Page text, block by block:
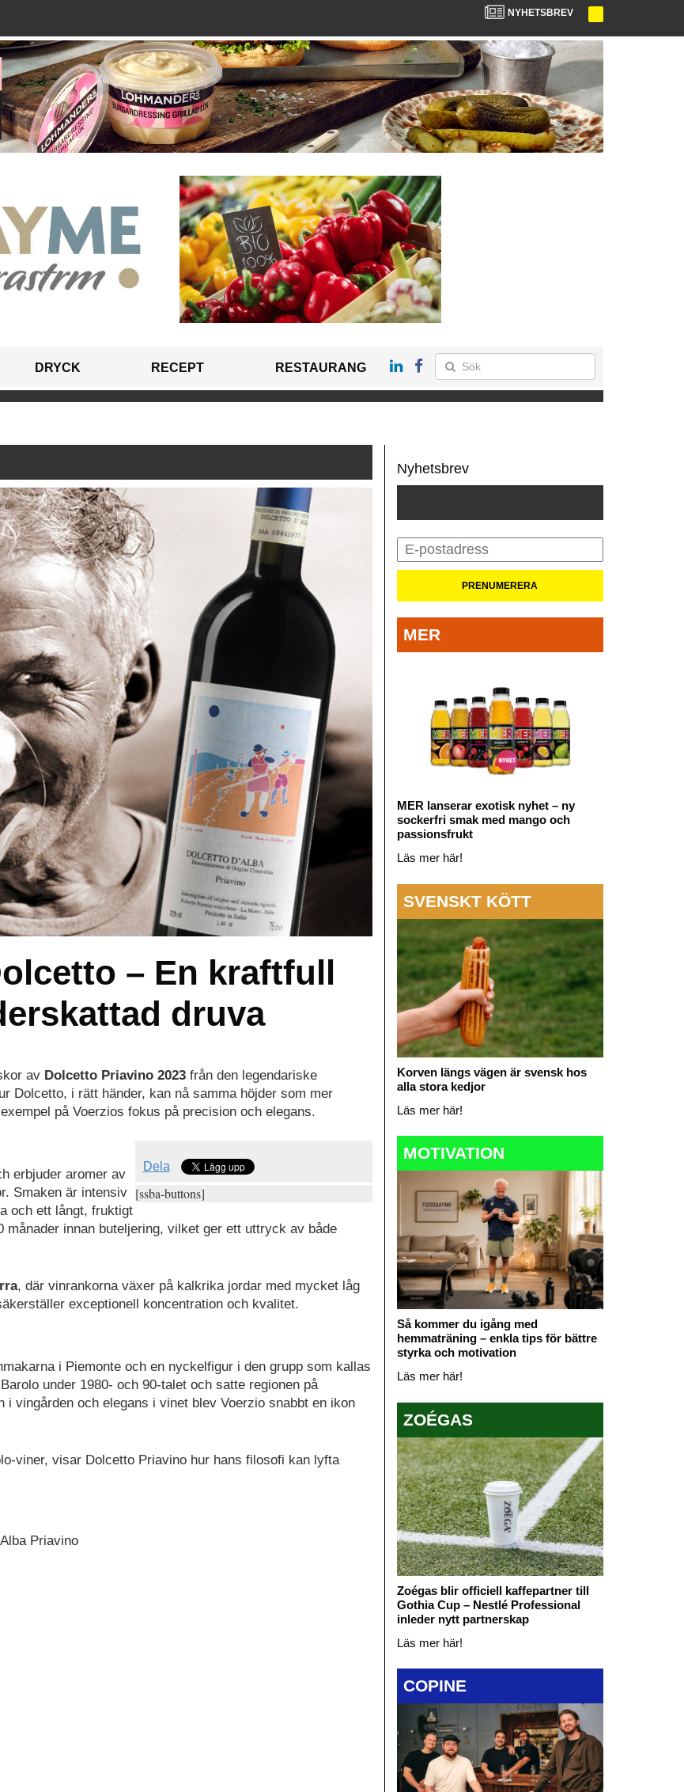
NYHETSBREV
DRYCK RECEPT RESTAURANG
– En kraftfull
druva
av Dolcetto Priavino 2023 från den legendariske
Dolcetto, i rätt händer, kan nå samma höjder som mer
på Voerzios fokus på precision och elegans.
Dela
[ssba-buttons]
erbjuder aromer av
Smaken är intensiv
och ett långt, fruktigt
innan buteljering, vilket ger ett uttryck av både
, där vinrankorna växer på kalkrika jordar med mycket låg
exceptionell koncentration och kvalitet.
i Piemonte och en nyckelfigur i den grupp som kallas
under 1980- och 90-talet och satte regionen på
vingården och elegans i vinet blev Voerzio snabbt en ikon
viner, visar Dolcetto Priavino hur hans filosofi kan lyfta
Priavino
Nyhetsbrev
MER
MER lanserar exotisk nyhet – ny
sockerfri smak med mango och
passionsfrukt
Läs mer här!
SVENSKT KÖTT
Korven längs vägen är svensk hos
alla stora kedjor
Läs mer här!
MOTIVATION
Så kommer du igång med
hemmaträning – enkla tips för bättre
styrka och motivation
Läs mer här!
ZOÉGAS
Zoégas blir officiell kaffepartner till
Gothia Cup – Nestlé Professional
inleder nytt partnerskap
Läs mer här!
COPINE